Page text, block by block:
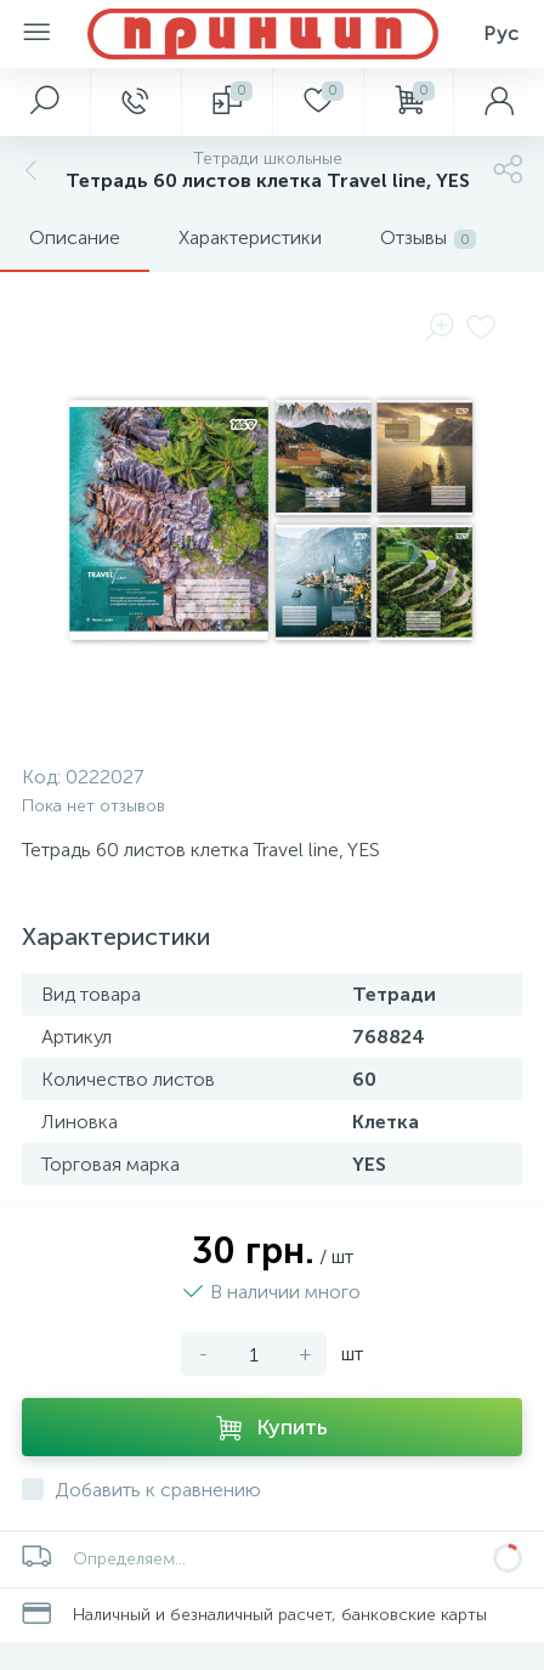
Рус
0 0 0
Тетради школьные
Тетрадь 60 листов клетка Travel line, YES
Описание Характеристики Отзывы 0
Код: 0222027
Пока нет отзывов
Тетрадь 60 листов клетка Travel line, YES
Характеристики
Вид товара
Тетради
Артикул
768824
Количество листов
60
Линовка
Клетка
Торговая марка
YES
30 грн. / шт
В наличии много
- + шт
Купить
Добавить к сравнению
Определяем...
Наличный и безналичный расчет, банковские карты